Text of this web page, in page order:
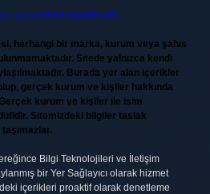
herhangi bir marka, kurum veya şahıs
Sitede yalnızca kendi
Burada yer alan içerikler
gerçek kurum ve kişiler hakkında
kurum ve kişiler ile isim
Sitemizdeki bilgiler taslak
Bilgi Teknolojileri ve İletişim
bir Yer Sağlayıcı olarak hizmet
içerikleri proaktif olarak denetleme